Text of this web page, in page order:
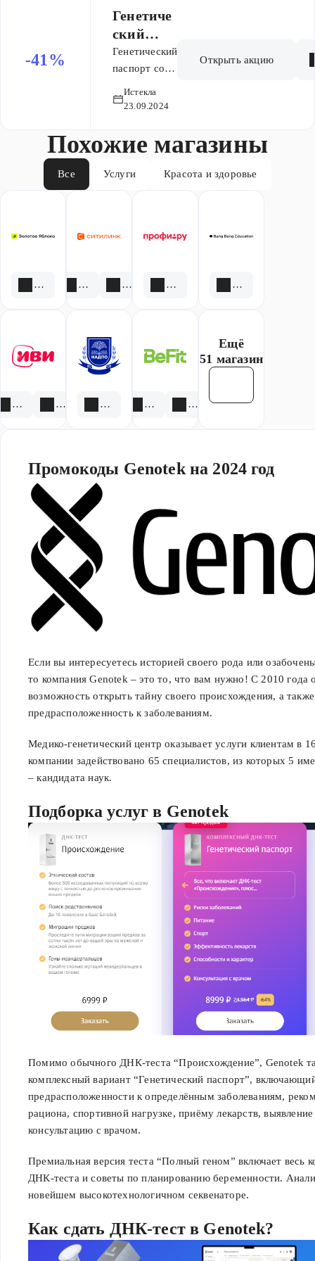
рублей
-41%
Генетиче
ский
паспорт
со
скидкой
41%
Генетический
паспорт со
по цене
Истекла
23.09.2024
Открыть акцию
Похожие магазины
Все Услуги Красота и здоровье
1 скидка 3 акции 1 скидка 6 акций 2 скидки
1 акция 1 скидка 2 скидки 4 акции 4 скидки
Ещё
51 магазин
Промокоды Genotek на 2024 год
Если вы интересуетесь историей своего рода или
то компания Genotek – это то, что вам нужно! С 2010 года
возможность открыть тайну своего происхождения, а
предрасположенность к заболеваниям.
Медико-генетический центр оказывает услуги клиентам в
компании задействовано 65 специалистов, из которых 5
– кандидата наук.
Подборка услуг в Genotek
Помимо обычного ДНК-теста “Происхождение”, Genotek
комплексный вариант “Генетический паспорт”,
предрасположенности к определённым заболеваниям,
рациона, спортивной нагрузке, приёму лекарств,
консультацию с врачом.
Премиальная версия теста “Полный геном” включает весь
ДНК-теста и советы по планированию беременности.
новейшем высокотехнологичном секвенаторе.
Как сдать ДНК-тест в Genotek?